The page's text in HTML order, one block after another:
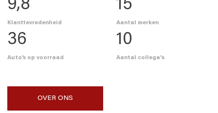
9,8
Klanttevredenheid
15
Aantal merken
36
Auto’s op voorraad
10
Aantal collega's
OVER ONS